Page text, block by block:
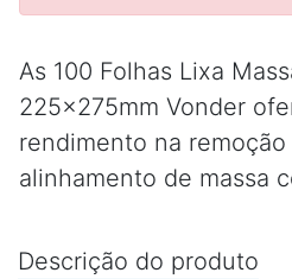
As 100 Folhas Lixa
225x275mm Vonder
rendimento na
alinhamento de massa
Descrição do produto